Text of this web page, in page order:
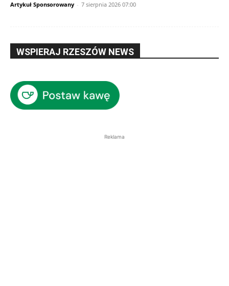
Artykuł Sponsorowany - 7 sierpnia 2026 07:00
WSPIERAJ RZESZÓW NEWS
Reklama